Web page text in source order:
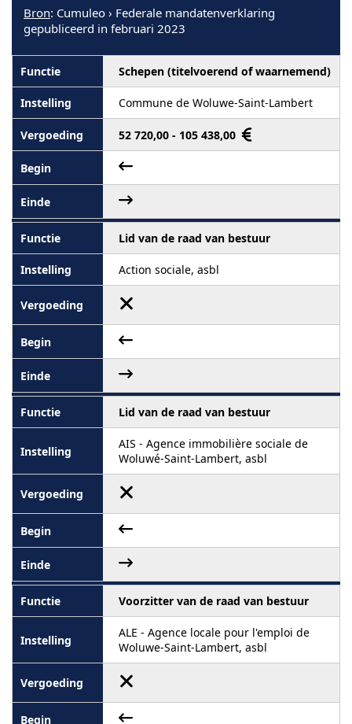
Bron: Cumuleo › Federale mandatenverklaring
gepubliceerd in februari 2023
Schepen (titelvoerend of waarnemend)
Commune de Woluwe-Saint-Lambert
52 720,00 - 105 438,00
Lid van de raad van bestuur
Action sociale, asbl
Lid van de raad van bestuur
AIS - Agence immobilière sociale de
Woluwé-Saint-Lambert, asbl
Voorzitter van de raad van bestuur
ALE - Agence locale pour l'emploi de
Woluwe-Saint-Lambert, asbl